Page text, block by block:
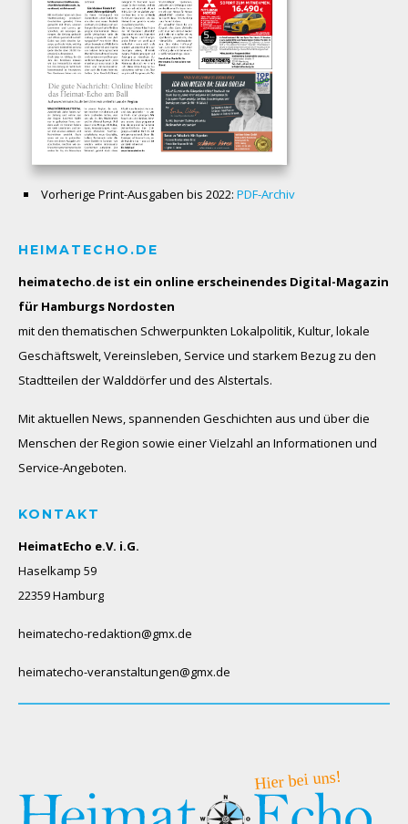
Vorherige Print-Ausgaben bis 2022: PDF-Archiv
HEIMATECHO.DE
heimatecho.de ist ein online erscheinendes Digital-Magazin
für Hamburgs Nordosten
mit den thematischen Schwerpunkten Lokalpolitik, Kultur, lokale
Geschäftswelt, Vereinsleben, Service und starkem Bezug zu den
Stadtteilen der Walddörfer und des Alstertals.
Mit aktuellen News, spannenden Geschichten aus und über die
Menschen der Region sowie einer Vielzahl an Informationen und
Service-Angeboten.
KONTAKT
HeimatEcho e.V. i.G.
Haselkamp 59
22359 Hamburg
heimatecho-redaktion@gmx.de
heimatecho-veranstaltungen@gmx.de